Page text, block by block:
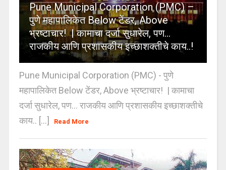
Pune Municipal Corporation (PMC) –
पुणे महापालिकेत Below टेंडर, Above
भ्रष्टाचार! | कामाचा दर्जा सुधारेल, पण…
राजकीय आणि प्रशासकीय इच्छाशक्तीचे काय..!
Pune Municipal Corporation (PMC) - पुणे
महापालिकेत Below टेंडर, Above भ्रष्टाचार! | कामाचा
दर्जा सुधारेल, पण… राजकीय आणि प्रशासकीय इच्छाशक्तीचे
काय.. [...]
Read More